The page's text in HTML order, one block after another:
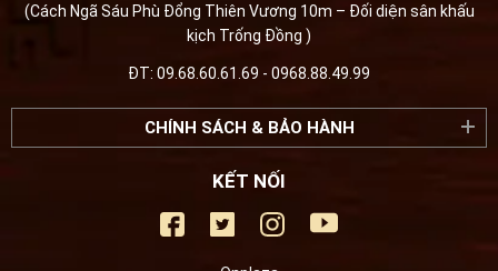
(Cách Ngã Sáu Phù Đổng Thiên Vương 10m – Đối diện sân khấu
kịch Trống Đồng )
ĐT: 09.68.60.61.69 - 0968.88.49.99
CHÍNH SÁCH & BẢO HÀNH
KẾT NỐI